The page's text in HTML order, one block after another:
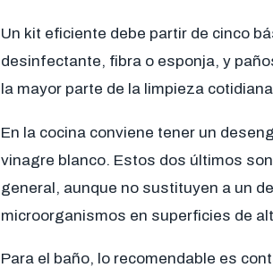
Un kit eficiente debe partir de cinco
desinfectante, fibra o esponja, y
la mayor parte de la limpieza
En la cocina conviene tener un
vinagre blanco. Estos dos últimos
general, aunque no sustituyen a un
microorganismos en superficies de
Para el baño, lo recomendable es